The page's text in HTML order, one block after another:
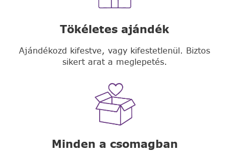
Tökéletes ajándék
Ajándékozd kifestve, vagy kifestetlenül. Biztos
sikert arat a meglepetés.
Minden a csomagban